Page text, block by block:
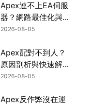
Apex連不上EA伺服
器？網路最佳化與疑
難排解全攻略！
2026-08-05
Apex配對不到人？
原因剖析與快速解決
方式！
2026-08-05
Apex反作弊沒在運